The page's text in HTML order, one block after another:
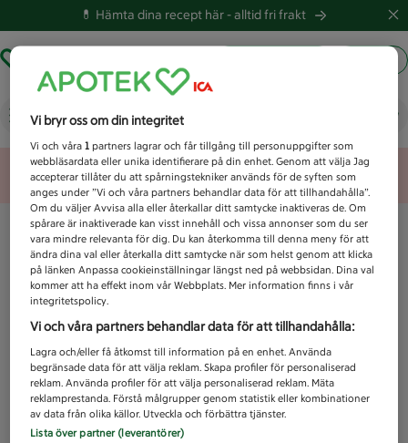
💊 Hämta dina recept här -alltid fri frakt
Vad letar du efter idag?
Unknown error
Vi bryr oss om din integritet
Vi och våra1 partners lagrar och får tillgång till personuppgifter som
webbläsardata eller unika identifierare på din enhet. Genom att välja Jag
accepterar tillåter du att spårningstekniker används för de syften som
anges under ”Vi och våra partners behandlar data för att tillhandahålla”.
Om du väljer Avvisa alla eller återkallar ditt samtycke inaktiveras de. Om
spårare är inaktiverade kan visst innehåll och vissa annonser som du ser
vara mindre relevanta för dig. Du kan återkomma till denna meny för att
ändra dina val eller återkalla ditt samtycke när som helst genom att klicka
på länken Anpassa cookieinställningar längst ned på webbsidan. Dina val
kommer att ha effekt inom vår Webbplats. Mer information finns i vår
integritetspolicy.
Vi och våra partners behandlar data för att tillhandahålla:
Lagra och/eller få åtkomst till information på en enhet. Använda
begränsade data för att välja reklam. Skapa profiler för personaliserad
reklam. Använda profiler för att välja personaliserad reklam. Mäta
reklamprestanda. Förstå målgrupper genom statistik eller kombinationer
av data från olika källor. Utveckla och förbättra tjänster.
Lista över partner (leverantörer)